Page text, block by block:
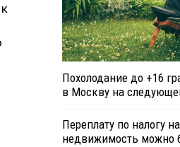
Похолодание до +16
в Москву на
Переплату по налогу на
недвижимость можно